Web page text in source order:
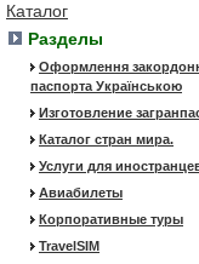
Каталог
Разделы
Оформлення
паспорта Українською
Изготовление
Каталог стран мира.
Услуги для
Авиабилеты
Корпоративные туры
TravelSIM